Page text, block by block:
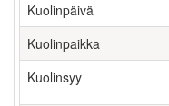
Kuolinpäivä
Kuolinpaikka
Kuolinsyy